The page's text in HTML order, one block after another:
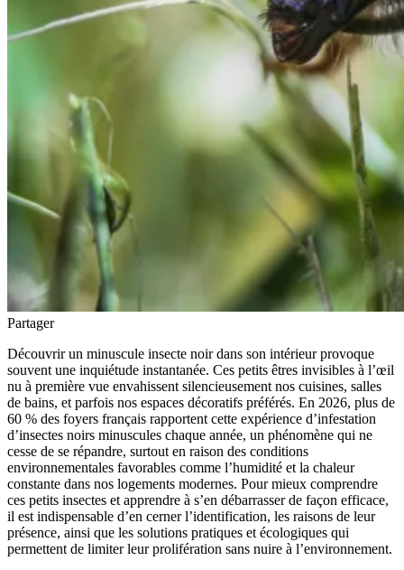
Partager
Découvrir un minuscule insecte noir dans son intérieur provoque
souvent une inquiétude instantanée. Ces petits êtres invisibles à l’œil
nu à première vue envahissent silencieusement nos cuisines, salles
de bains, et parfois nos espaces décoratifs préférés. En 2026, plus de
60 % des foyers français rapportent cette expérience d’infestation
d’insectes noirs minuscules chaque année, un phénomène qui ne
cesse de se répandre, surtout en raison des conditions
environnementales favorables comme l’humidité et la chaleur
constante dans nos logements modernes. Pour mieux comprendre
ces petits insectes et apprendre à s’en débarrasser de façon efficace,
il est indispensable d’en cerner l’identification, les raisons de leur
présence, ainsi que les solutions pratiques et écologiques qui
permettent de limiter leur prolifération sans nuire à l’environnement.